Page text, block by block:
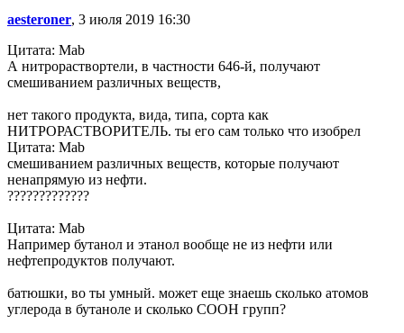
aesteroner, 3 июля 2019 16:30
Цитата: Mab
А нитрораствортели, в частности 646-й, получают
смешиванием различных веществ,
нет такого продукта, вида, типа, сорта как
НИТРОРАСТВОРИТЕЛЬ. ты его сам только что изобрел
Цитата: Mab
смешиванием различных веществ, которые получают
ненапрямую из нефти.
?????????????
Цитата: Mab
Например бутанол и этанол вообще не из нефти или
нефтепродуктов получают.
батюшки, во ты умный. может еще знаешь сколько атомов
углерода в бутаноле и сколько СООН групп?